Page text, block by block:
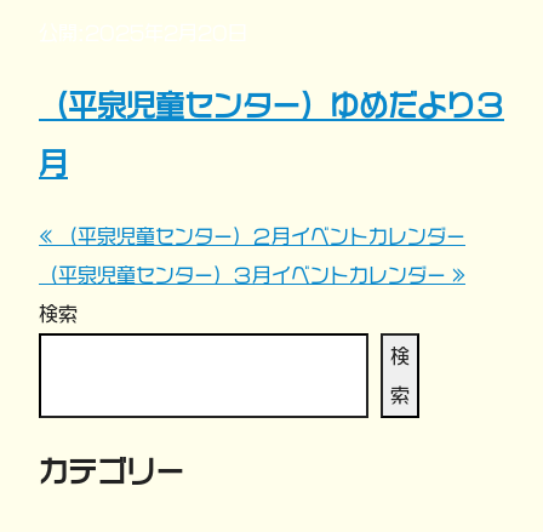
（平泉児童センター）ゆめだより３
月
投
稿
ビ
ゲ
« （平泉児童センター）２月イベントカレンダー
（平泉児童センター）３月イベントカレンダー »
検索
検
索
カテゴリー